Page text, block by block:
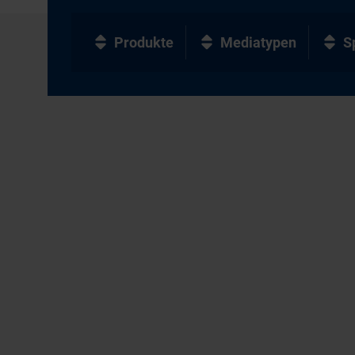
Produkte Mediatypen